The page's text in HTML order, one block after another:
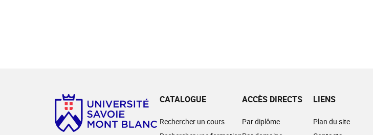
CATALOGUE
Rechercher un cours
ACCÈS DIRECTS
Par diplôme
LIENS
Plan du site